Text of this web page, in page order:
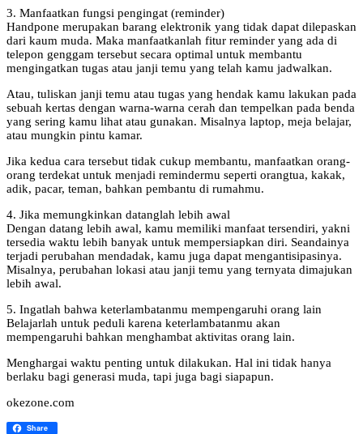
3. Manfaatkan fungsi pengingat (reminder)
Handpone merupakan barang elektronik yang tidak dapat dilepaskan
dari kaum muda. Maka manfaatkanlah fitur reminder yang ada di
telepon genggam tersebut secara optimal untuk membantu
mengingatkan tugas atau janji temu yang telah kamu jadwalkan.
Atau, tuliskan janji temu atau tugas yang hendak kamu lakukan pada
sebuah kertas dengan warna-warna cerah dan tempelkan pada benda
yang sering kamu lihat atau gunakan. Misalnya laptop, meja belajar,
atau mungkin pintu kamar.
Jika kedua cara tersebut tidak cukup membantu, manfaatkan orang-
orang terdekat untuk menjadi remindermu seperti orangtua, kakak,
adik, pacar, teman, bahkan pembantu di rumahmu.
4. Jika memungkinkan datanglah lebih awal
Dengan datang lebih awal, kamu memiliki manfaat tersendiri, yakni
tersedia waktu lebih banyak untuk mempersiapkan diri. Seandainya
terjadi perubahan mendadak, kamu juga dapat mengantisipasinya.
Misalnya, perubahan lokasi atau janji temu yang ternyata dimajukan
lebih awal.
5. Ingatlah bahwa keterlambatanmu mempengaruhi orang lain
Belajarlah untuk peduli karena keterlambatanmu akan
mempengaruhi bahkan menghambat aktivitas orang lain.
Menghargai waktu penting untuk dilakukan. Hal ini tidak hanya
berlaku bagi generasi muda, tapi juga bagi siapapun.
okezone.com
Share